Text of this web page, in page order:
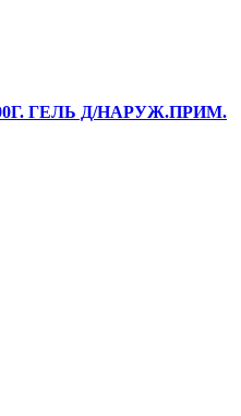
ГЕЛЬ Д/НАРУЖ.ПРИМ.